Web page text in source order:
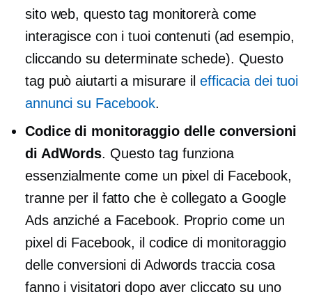
sito web, questo tag monitorerà come
interagisce con i tuoi contenuti (ad esempio,
cliccando su determinate schede). Questo
tag può aiutarti a misurare il efficacia dei tuoi
annunci su Facebook.
Codice di monitoraggio delle conversioni
di AdWords. Questo tag funziona
essenzialmente come un pixel di Facebook,
tranne per il fatto che è collegato a Google
Ads anziché a Facebook. Proprio come un
pixel di Facebook, il codice di monitoraggio
delle conversioni di Adwords traccia cosa
fanno i visitatori dopo aver cliccato su uno